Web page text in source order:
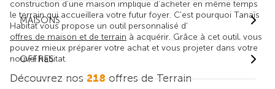
MAISONS
OFFRES
construction d'une maison implique d'acheter en même temps
le terrain qui accueillera votre futur foyer. C'est pourquoi Tanaïs
Habitat vous propose un outil personnalisé d'
offres de maison et de terrain à acquérir. Grâce à cet outil, vous
pouvez mieux préparer votre achat et vous projeter dans votre
nouvel habitat.
Découvrez nos218offres de Terrain